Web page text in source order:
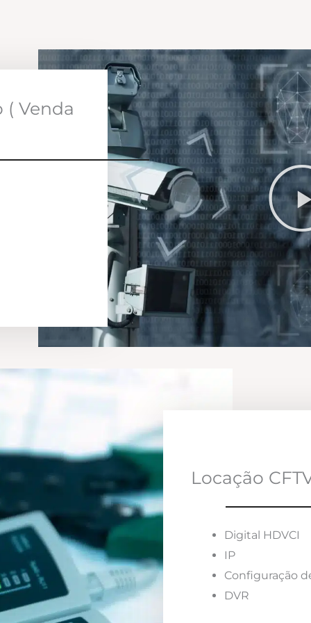
( Venda
Locação
Digital HDVCI
IP
Configuração
DVR